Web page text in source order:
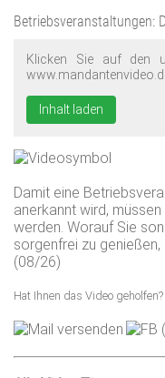
Betriebsveranstaltungen:
Klicken Sie auf den
Inhalt laden
Damit eine
anerkannt wird,
werden. Worauf Sie
sorgenfrei zu genießen,
(08/26)
Hat Ihnen das Video